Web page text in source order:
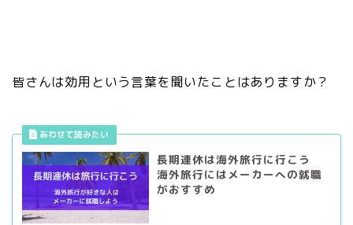
皆さんは効用という言葉を聞いたことはありますか？
長期連休は海外旅行に行こう
海外旅行にはメーカーへの就職
がおすすめ